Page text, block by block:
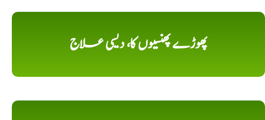
پھوڑے پھنسیوں کا، دیسی علاج